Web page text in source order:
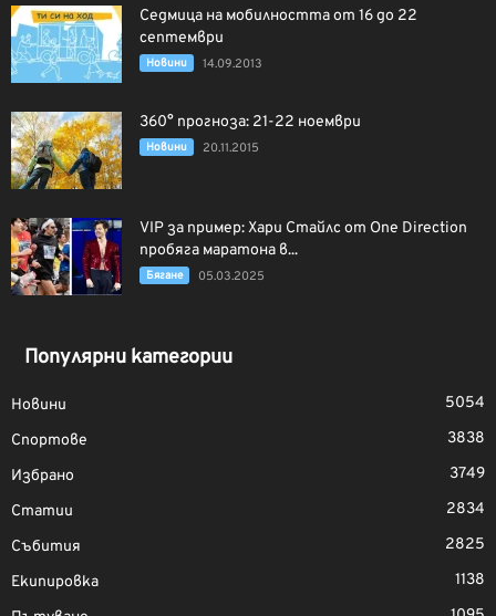
Седмица на мобилността от 16 до 22
септември
Новини 14.09.2013
360° прогноза: 21-22 ноември
Новини 20.11.2015
VIP за пример: Хари Стайлс от One Direction
пробяга маратона в...
Бягане 05.03.2025
Популярни категории
Новини
5054
Спортове
3838
Избрано
3749
Статии
2834
Събития
2825
Екипировка
1138